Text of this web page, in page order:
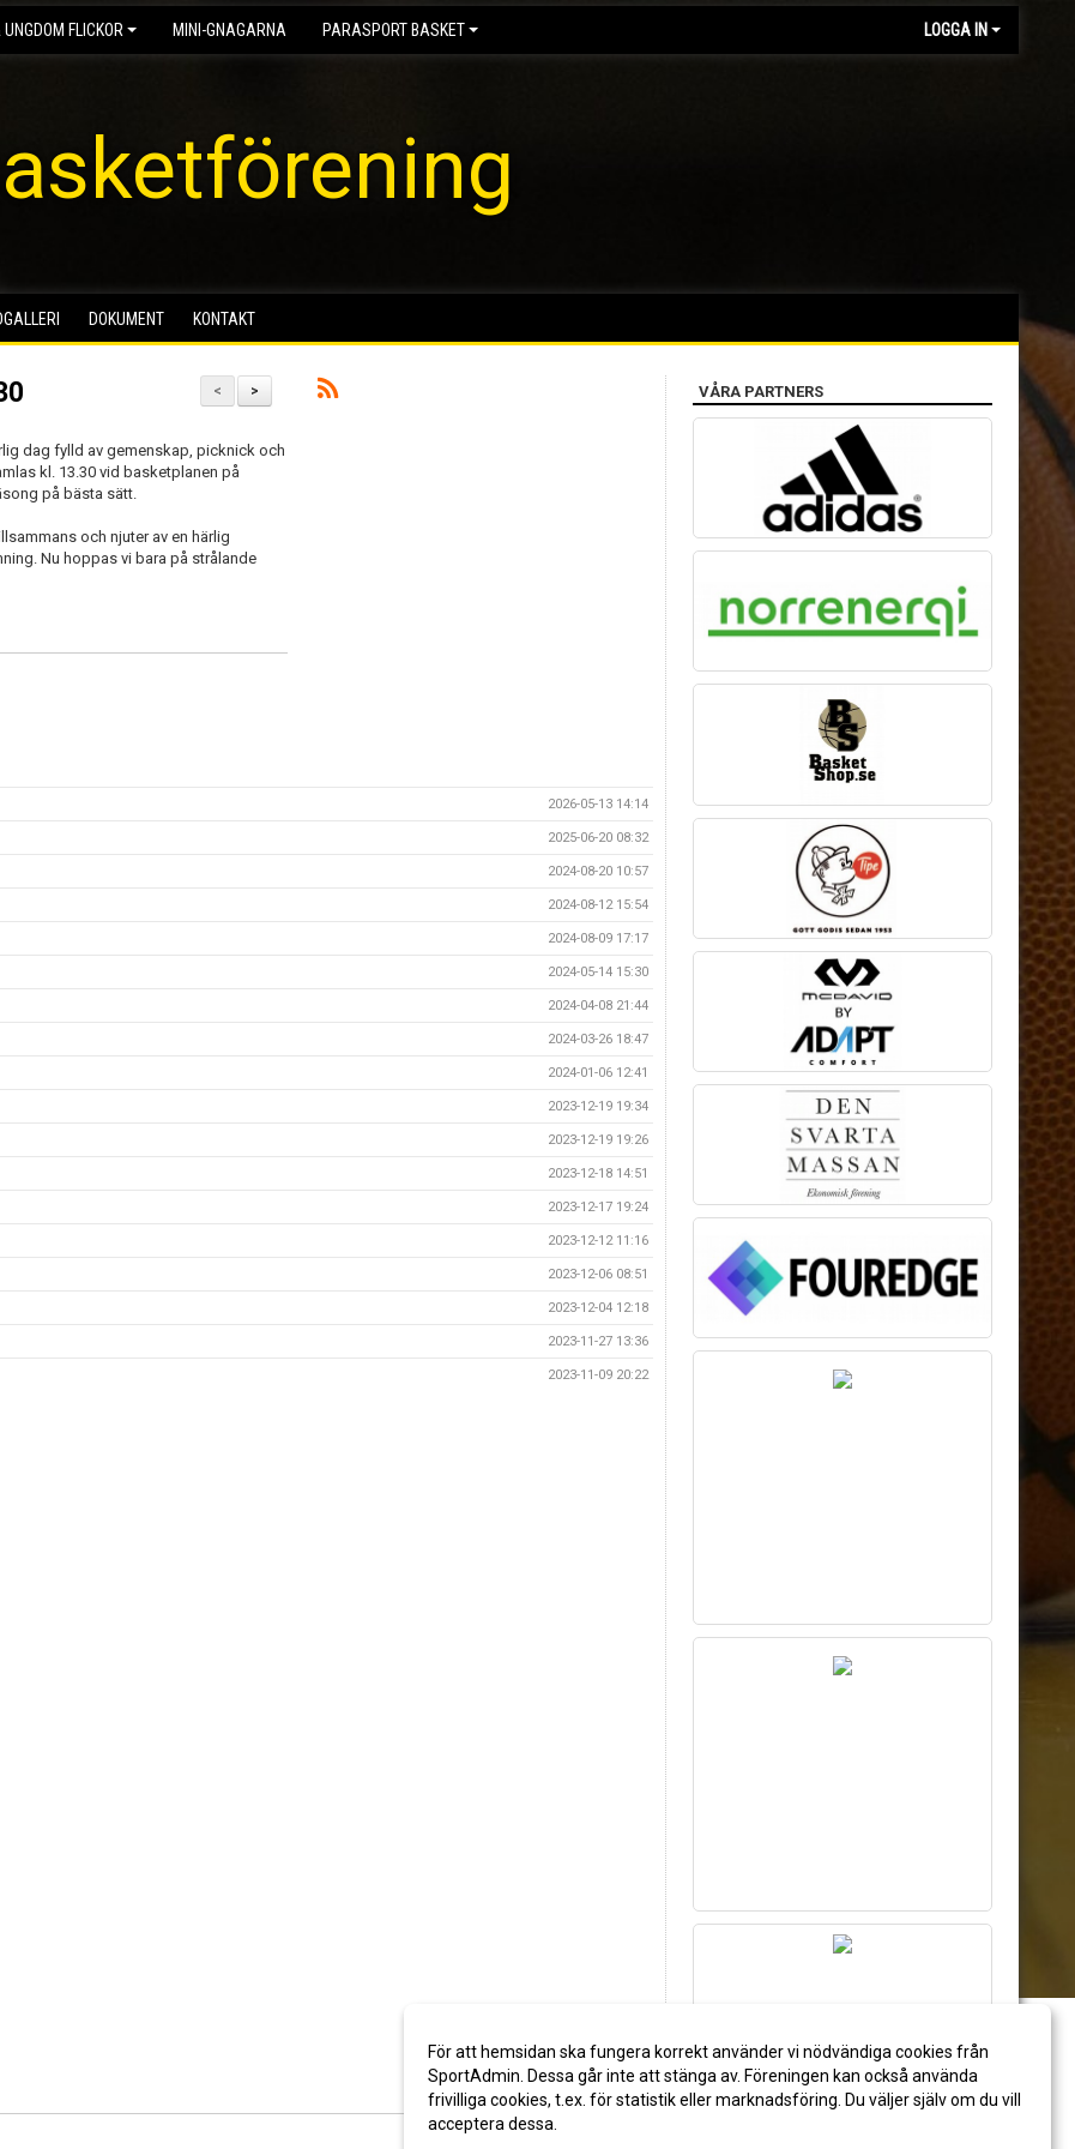
FLICKOR MINI-GNAGARNA PARASPORT BASKET LOGGA IN
DOKUMENT KONTAKT
>
<
dag fylld av gemenskap, picknick och
kl. 13.30 vid basketplanen på
på bästa sätt.
och njuter av en härlig
Nu hoppas vi bara på strålande
2026-05-13 14:14
2025-06-20 08:32
2024-08-20 10:57
2024-08-12 15:54
2024-08-09 17:17
2024-05-14 15:30
2024-04-08 21:44
2024-03-26 18:47
2024-01-06 12:41
2023-12-19 19:34
2023-12-19 19:26
2023-12-18 14:51
2023-12-17 19:24
2023-12-12 11:16
2023-12-06 08:51
2023-12-04 12:18
2023-11-27 13:36
2023-11-09 20:22
VÅRA PARTNERS
För att hemsidan ska fungera korrekt använder vi nödvändiga cookies från
SportAdmin. Dessa går inte att stänga av. Föreningen kan också använda
frivilliga cookies, t.ex. för statistik eller marknadsföring. Du väljer själv om du vill
acceptera dessa.